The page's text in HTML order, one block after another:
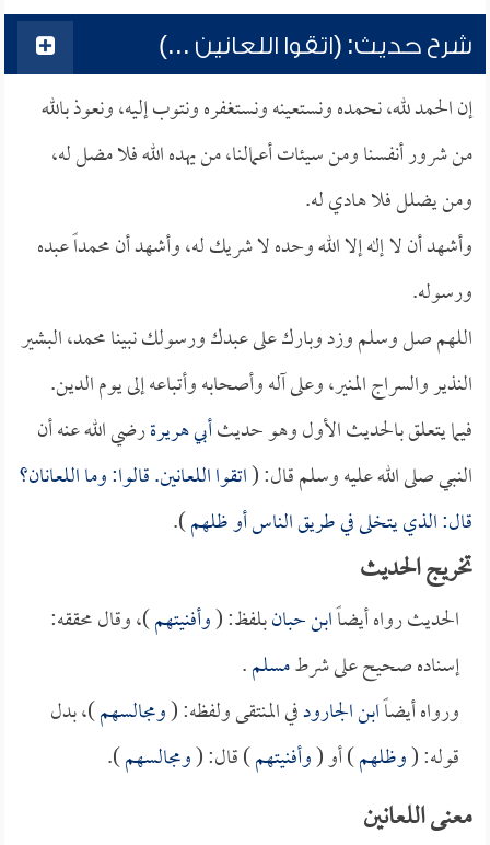
شرح حديث: (اتقوا اللعانين ...)
إن الحمد لله، نحمده ونستعينه ونستغفره ونتوب إليه، ونعوذ بالله
من شرور أنفسنا ومن سيئات أعمالنا، من يهده الله فلا مضل له،
ومن يضلل فلا هادي له.
وأشهد أن لا إله إلا الله وحده لا شريك له، وأشهد أن محمداً عبده
ورسوله.
اللهم صل وسلم وزد وبارك على عبدك ورسولك نبينا محمد، البشير
النذير والسراج المنير، وعلى آله وأصحابه وأتباعه إلى يوم الدين.
فيما يتعلق بالحديث الأول وهو حديثأبي هريرةرضي الله عنه أن
النبي صلى الله عليه وسلم قال: (اتقوا اللعانين. قالوا: وما اللعانان؟
قال: الذي يتخلى في طريق الناس أو ظلهم).
تخريج الحديث
الحديث رواه أيضاًابن حبانبلفظ: (وأفنيتهم)، وقال محققه:
إسناده صحيح على شرطمسلم.
ورواه أيضاًابن الجارودفي المنتقى ولفظه: (ومجالسهم)، بدل
قوله: (وظلهم) أو (وأفنيتهم) قال: (ومجالسهم).
معنى اللعانين